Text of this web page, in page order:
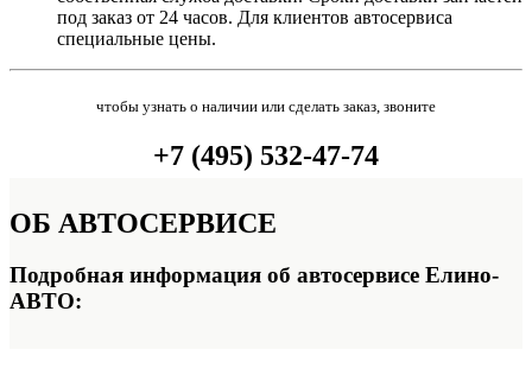
под заказ от 24 часов. Для клиентов автосервиса
специальные цены.
чтобы узнать о наличии или сделать заказ, звоните
+7 (495) 532-47-74
ОБ АВТОСЕРВИСЕ
Подробная информация об автосервисе Елино-
АВТО: